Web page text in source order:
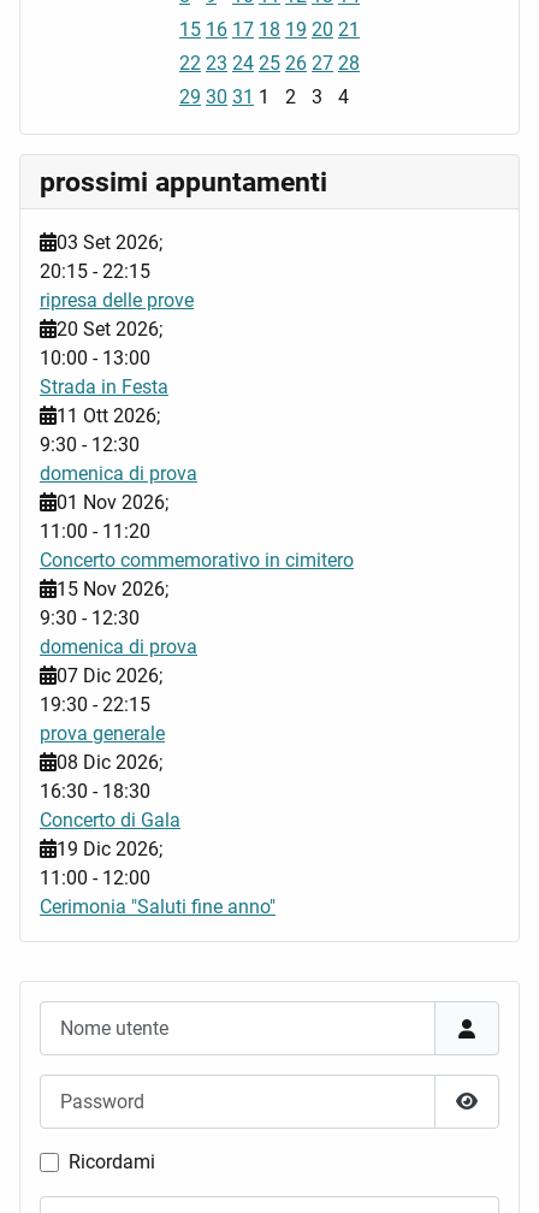
Mostra
Ricordami
15 16 17 18 19 20 21
22 23 24 25 26 27 28
29 30 31 1 2 3 4
prossimi appuntamenti
03 Set 2026;
20:15 -22:15
ripresa delle prove
20 Set 2026;
10:00 - 13:00
Strada in Festa
11 Ott 2026;
9:30 - 12:30
domenica di prova
01 Nov 2026;
11:00 - 11:20
Concerto commemorativo in cimitero
15 Nov 2026;
9:30 - 12:30
domenica di prova
07 Dic 2026;
19:30 -22:15
prova generale
08 Dic 2026;
16:30 - 18:30
Concerto di Gala
19 Dic 2026;
11:00 - 12:00
Cerimonia "Saluti fine anno"